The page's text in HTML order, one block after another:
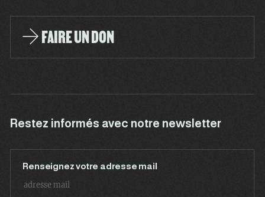
FAIRE UN DON
Restez informés avec notre newsletter
Renseignez votre adresse mail